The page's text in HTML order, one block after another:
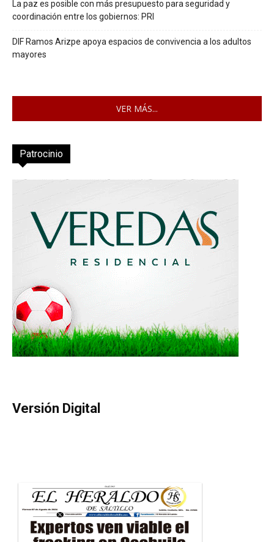
La paz es posible con más presupuesto para seguridad y
coordinación entre los gobiernos: PRI
DIF Ramos Arizpe apoya espacios de convivencia a los adultos
mayores
VER MÁS...
Patrocinio
Versión Digital